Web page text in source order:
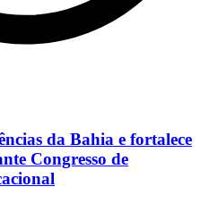
da Bahia e fortalece
Congresso de